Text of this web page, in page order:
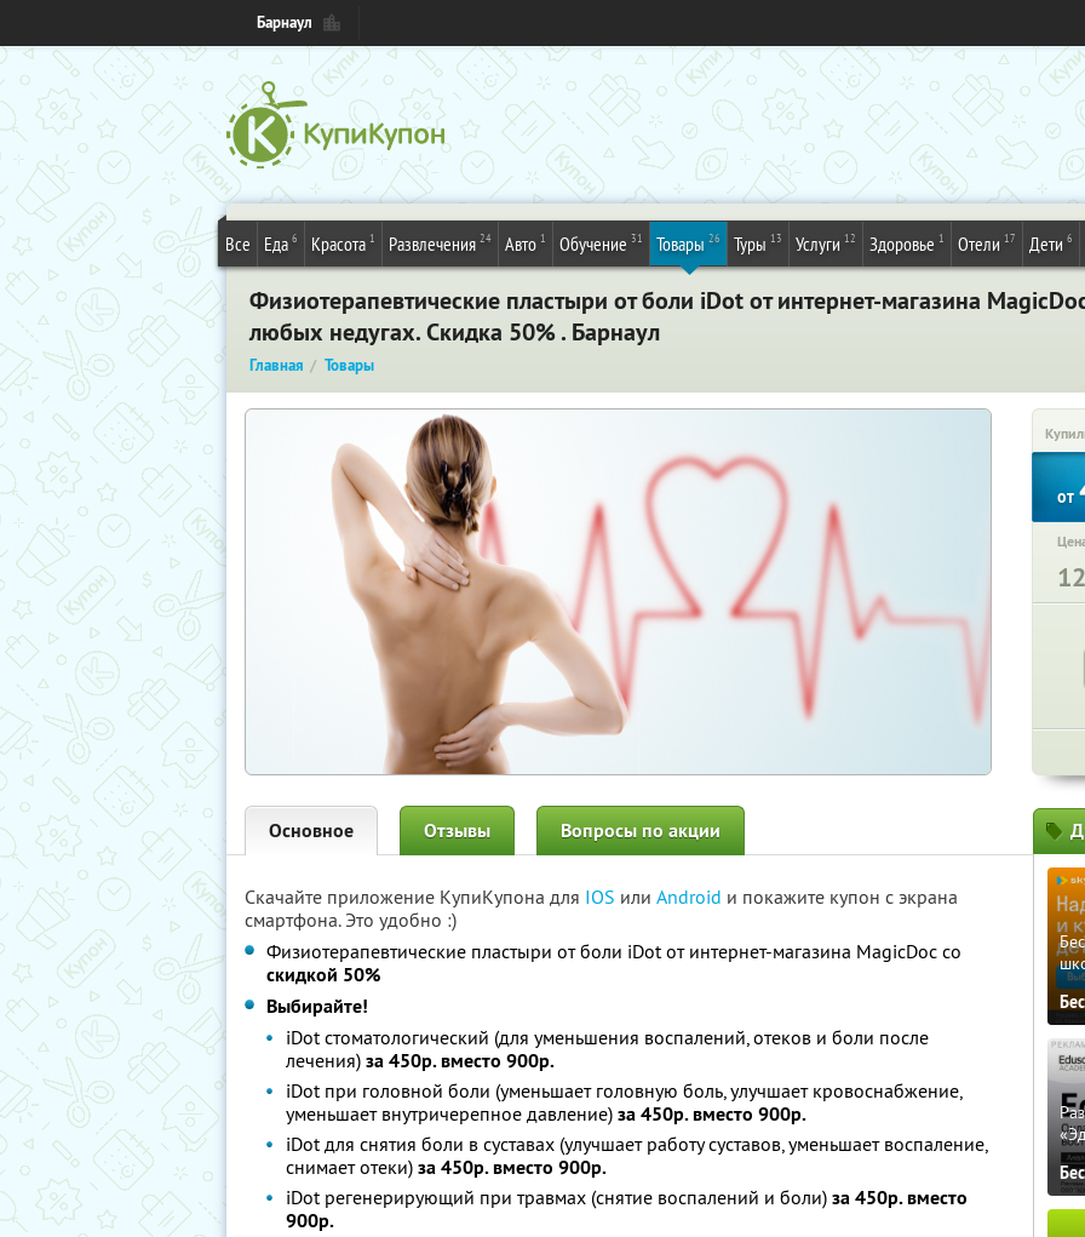
Барнаул
Все Еда 6 Красота 1 Развлечения 24 Авто 1 Обучение 31 Товары 26 Туры 13 Услуги 12 Здоровье 1 Отели 17 Дети 6
Физиотерапевтические пластыри от боли iDot от интернет-магазина
любых недугах. Скидка 50% . Барнаул
Главная Товары
от
Основное Отзывы Вопросы по акции
Скачайте приложение КупиКупона для IOS или Android и покажите купон с экрана
смартфона. Это удобно :)
Физиотерапевтические пластыри от боли iDot от интернет-магазина MagicDoc со
скидкой 50%
Выбирайте!
iDot стоматологический (для уменьшения воспалений, отеков и боли после
лечения) за 450р. вместо 900р.
iDot при головной боли (уменьшает головную боль, улучшает кровоснабжение,
уменьшает внутричерепное давление) за 450р. вместо 900р.
iDot для снятия боли в суставах (улучшает работу суставов, уменьшает воспаление,
снимает отеки) за 450р. вместо 900р.
iDot регенерирующий при травмах (снятие воспалений и боли) за 450р. вместо
900р.